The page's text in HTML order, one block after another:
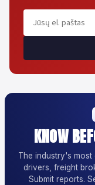
KNOW
The industry's
drivers, freight
Submit reports.